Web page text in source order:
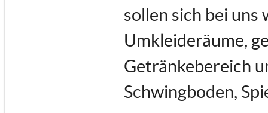
sollen sich bei
Umkleideräume,
Getränkebereich
Schwingboden,